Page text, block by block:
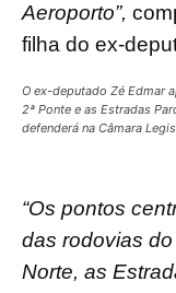
Aeroporto”,
filha do ex-
O ex-deputado Zé Edmar
2ª Ponte e as Estradas
defenderá na Câmara
“Os pontos
das rodovias
Norte, as